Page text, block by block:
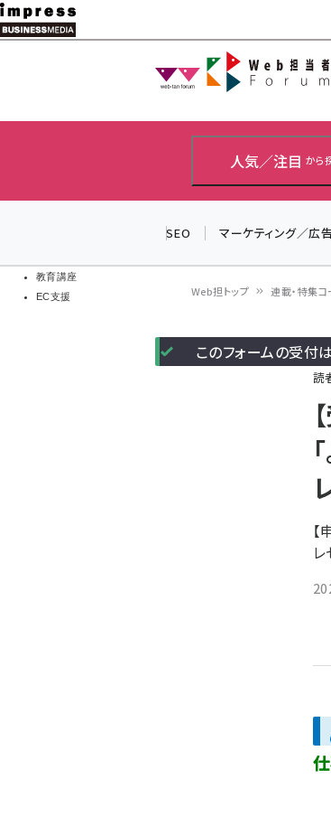
メ
イ
教育講座
EC支援
人気／注目 から
SEO マーケティング／広告
パ
ン
Web担トップ 連載・特集
このフォームの受付は
読
レ